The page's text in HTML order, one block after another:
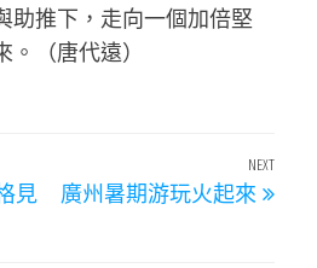
助推下，走向一個加倍堅
（唐代遠）
見
Next
Post
NEXT
廣州暑期游玩火起來